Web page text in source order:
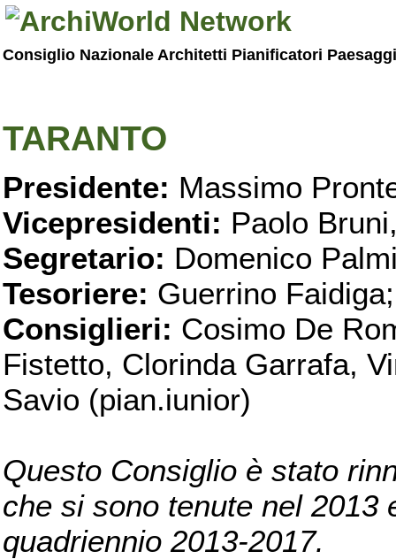
Consiglio Nazionale Architetti Pianificatori
TARANTO
Presidente: Massimo
Vicepresidenti: Paolo
Segretario: Domenico
Tesoriere: Guerrino Faidiga;
Consiglieri: Cosimo De
Fistetto, Clorinda Garrafa,
Savio (pian.iunior)
Questo Consiglio è stato
che si sono tenute nel 2013
quadriennio 2013-2017.